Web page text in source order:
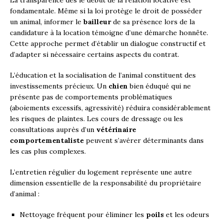
fondamentale. Même si la loi protège le droit de posséder
un animal, informer le bailleurde sa présence lors de la
candidature à la location témoigne d’une démarche honnête.
Cette approche permet d’établir un dialogue constructif et
d’adapter si nécessaire certains aspects du contrat.
L’éducation et la socialisation de l’animal constituent des
investissements précieux. Un chien bien éduqué qui ne
présente pas de comportements problématiques
(aboiements excessifs, agressivité) réduira considérablement
les risques de plaintes. Les cours de dressage ou les
consultations auprès d’un vétérinaire
comportementaliste peuvent s’avérer déterminants dans
les cas plus complexes.
L’entretien régulier du logement représente une autre
dimension essentielle de la responsabilité du propriétaire
d’animal :
Nettoyage fréquent pour éliminer les poils et les odeurs